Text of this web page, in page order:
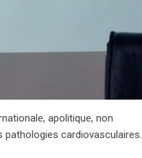
apolitique, non
cardiovasculaires.